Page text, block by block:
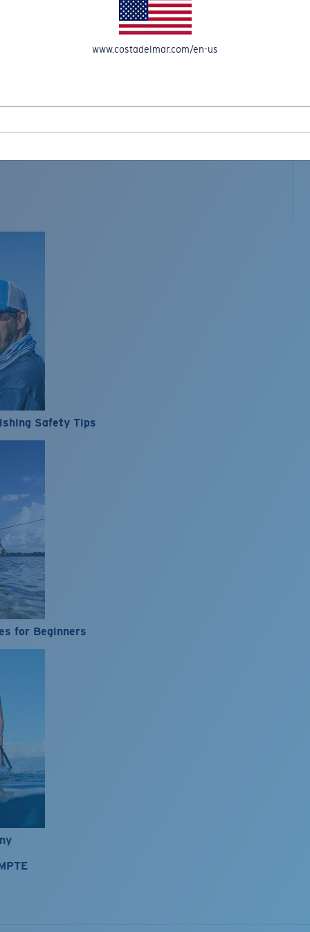
Safety Tips
for Beginners
www.costadelmar.com/en-us